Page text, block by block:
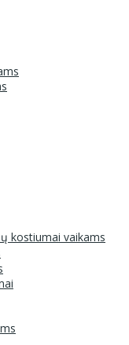
kostiumai vaikams